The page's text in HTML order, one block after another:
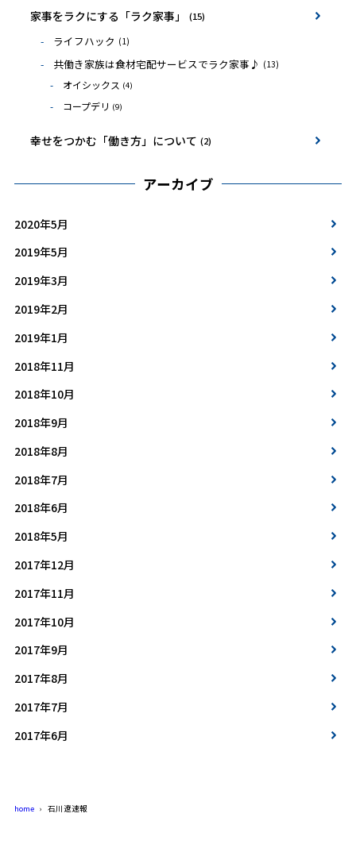
家事をラクにする「ラク家事」 (15)
ライフハック (1)
共働き家族は食材宅配サービスでラク家事♪ (13)
オイシックス (4)
コープデリ (9)
幸せをつかむ「働き方」について (2)
アーカイブ
2020年5月
2019年5月
2019年3月
2019年2月
2019年1月
2018年11月
2018年10月
2018年9月
2018年8月
2018年7月
2018年6月
2018年5月
2017年12月
2017年11月
2017年10月
2017年9月
2017年8月
2017年7月
2017年6月
home 石川遼速報